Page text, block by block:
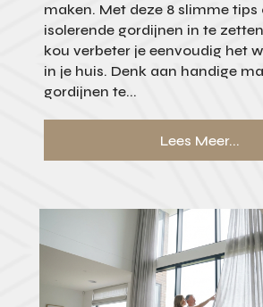
maken. Met deze 8 slimme tips
isolerende gordijnen in te
kou verbeter je eenvoudig het
in je huis. Denk aan handige
gordijnen te...
Lees Meer...